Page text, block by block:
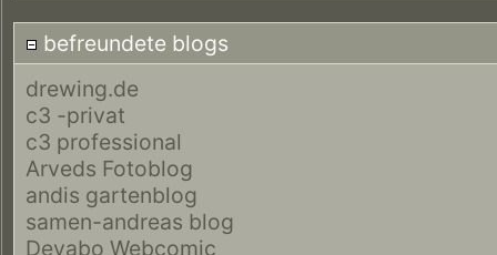
befreundete blogs
drewing.de
c3 -privat
c3 professional
Arveds Fotoblog
andis gartenblog
samen-andreas blog
Devabo Webcomic